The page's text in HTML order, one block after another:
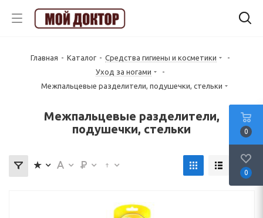
Главная - Каталог - Средства гигиены и косметики
-
Уход за ногами
-
Межпальцевые разделители, подушечки, стельки
Межпальцевые разделители,
подушечки, стельки
0
0